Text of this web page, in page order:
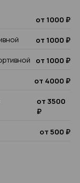
от 1000 ₽
от 1000 ₽
от 1000 ₽
от 4000 ₽
от 3500
₽
от 500 ₽